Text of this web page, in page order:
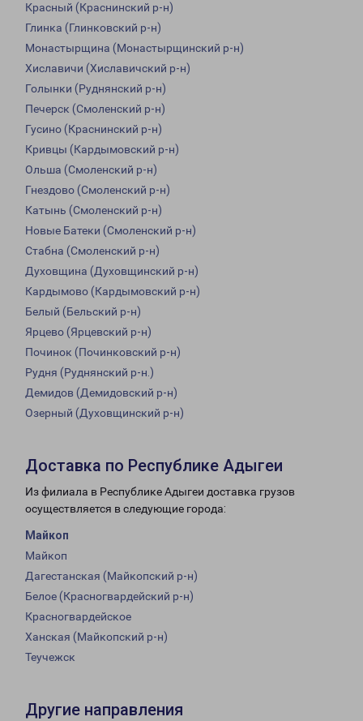
Красный (Краснинский р-н)
Глинка (Глинковский р-н)
Монастырщина (Монастырщинский р-н)
Хиславичи (Хиславичский р-н)
Голынки (Руднянский р-н)
Печерск (Смоленский р-н)
Гусино (Краснинский р-н)
Кривцы (Кардымовский р-н)
Ольша (Смоленский р-н)
Гнездово (Смоленский р-н)
Катынь (Смоленский р-н)
Новые Батеки (Смоленский р-н)
Стабна (Смоленский р-н)
Духовщина (Духовщинский р-н)
Кардымово (Кардымовский р-н)
Белый (Бельский р-н)
Ярцево (Ярцевский р-н)
Починок (Починковский р-н)
Рудня (Руднянский р-н.)
Демидов (Демидовский р-н)
Озерный (Духовщинский р-н)
Доставка по Республике Адыгеи
Из филиала в Республике Адыгеи доставка грузов
осуществляется в следующие города:
Майкоп
Майкоп
Дагестанская (Майкопский р-н)
Белое (Красногвардейский р-н)
Красногвардейское
Ханская (Майкопский р-н)
Теучежск
Другие направления